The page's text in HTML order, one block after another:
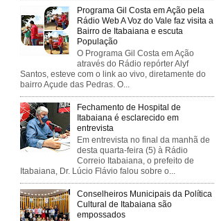
Programa Gil Costa em Ação pela
Rádio Web A Voz do Vale faz visita a
Bairro de Itabaiana e escuta
População
O Programa Gil Costa em Ação
através do Rádio repórter Alyf
Santos, esteve com o link ao vivo, diretamente do
bairro Açude das Pedras. O...
Fechamento de Hospital de
Itabaiana é esclarecido em
entrevista
Em entrevista no final da manhã de
desta quarta-feira (5) à Rádio
Correio Itabaiana, o prefeito de
Itabaiana, Dr. Lúcio Flávio falou sobre o...
Conselheiros Municipais da Política
Cultural de Itabaiana são
empossados